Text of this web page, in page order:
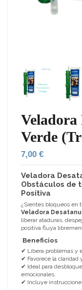
Veladora
Verde
7,00 €
Veladora
Obstáculos de
Positiva
¿Sientes bloqueos en
Veladora
liberar ataduras,
positiva fluya
Beneficios
✔ Libera problemas y
✔ Favorece la claridad
✔ Ideal para
emocionales.
✔ Incluye